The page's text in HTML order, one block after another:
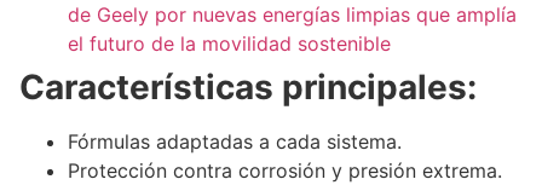
de Geely por nuevas energías limpias que amplía
el futuro de la movilidad sostenible
Características principales:
Fórmulas adaptadas a cada sistema.
Protección contra corrosión y presión extrema.